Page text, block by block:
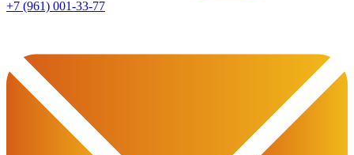
+7 (961) 001-33-77